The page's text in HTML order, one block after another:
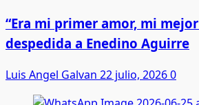
“Era mi primer amor, mi
despedida a Enedino Aguirre
Luis Angel Galvan 22 julio, 20260